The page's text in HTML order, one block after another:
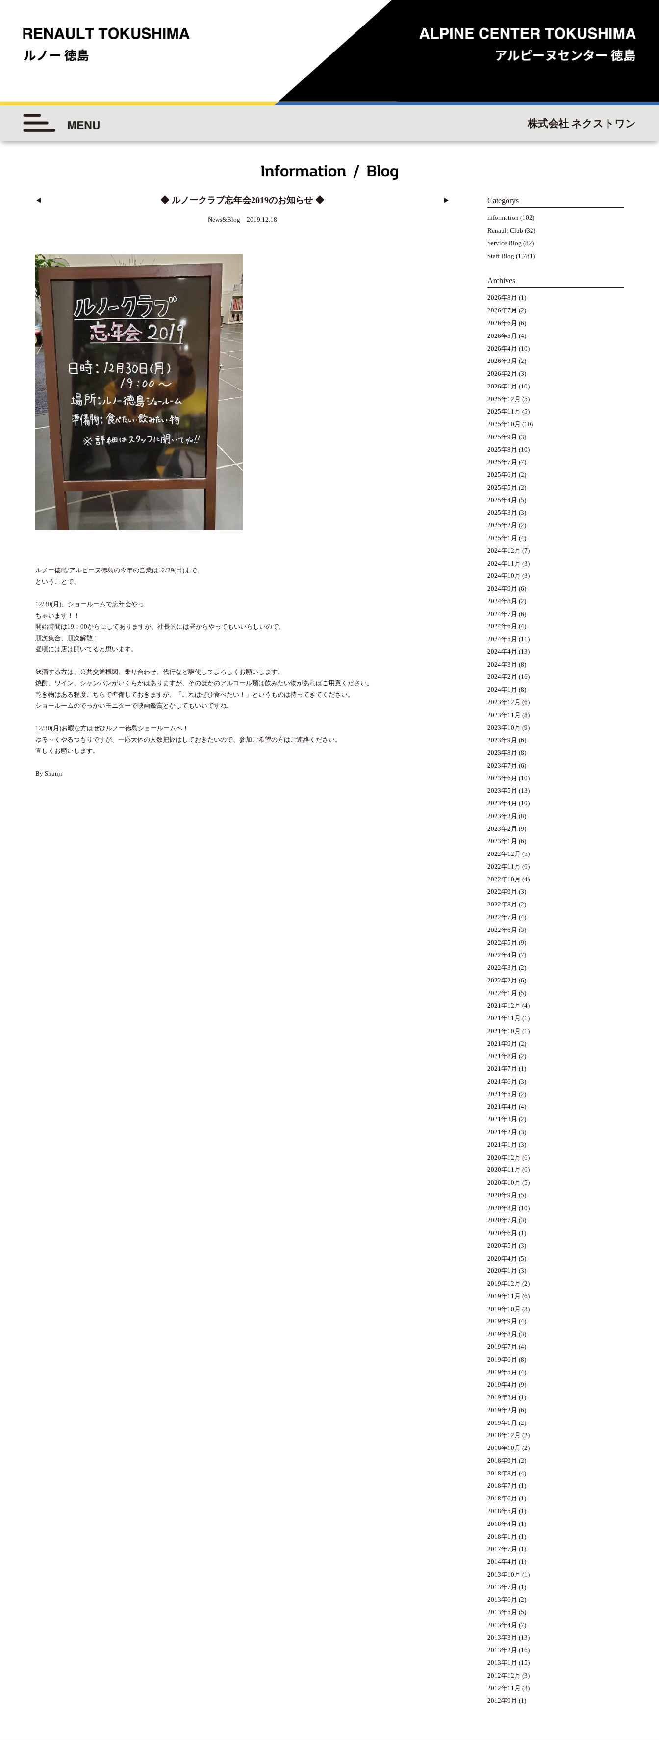
株式会社 ネクストワン
◀︎ ◆ ルノークラブ忘年会2019のお知らせ ◆
News&Blog 2019.12.18
▶︎
ルノー徳島/アルピーヌ徳島の今年の営業は12/29(日)まで。
ということで、
12/30(月)、ショールームで忘年会やっ
ちゃいます！！
開始時間は19：00からにしてありますが、社長的には昼からやってもいいらしいので、
順次集合、順次解散！
昼頃には店は開いてると思います。
飲酒する方は、公共交通機関、乗り合わせ、代行など駆使してよろしくお願いします。
焼酎、ワイン、シャンパンがいくらかはありますが、そのほかのアルコール類は飲みたい物があればご用意ください。
乾き物はある程度こちらで準備しておきますが、「これはぜひ食べたい！」というものは持ってきてください。
ショールームのでっかいモニターで映画鑑賞とかしてもいいですね。
12/30(月)お暇な方はぜひルノー徳島ショールームへ！
ゆる～くやるつもりですが、一応大体の人数把握はしておきたいので、参加ご希望の方はご連絡ください。
宜しくお願いします。
By Shunji
Categorys
information(102)
Renault Club (32)
Service Blog (82)
Staff Blog (1,781)
Archives
2026年8月 (1)
2026年7月 (2)
2026年6月 (6)
2026年5月 (4)
2026年4月 (10)
2026年3月 (2)
2026年2月 (3)
2026年1月 (10)
2025年12月 (5)
2025年11月 (5)
2025年10月 (10)
2025年9月 (3)
2025年8月 (10)
2025年7月 (7)
2025年6月 (2)
2025年5月 (2)
2025年4月 (5)
2025年3月 (3)
2025年2月 (2)
2025年1月 (4)
2024年12月 (7)
2024年11月 (3)
2024年10月 (3)
2024年9月 (6)
2024年8月 (2)
2024年7月 (6)
2024年6月 (4)
2024年5月 (11)
2024年4月 (13)
2024年3月 (8)
2024年2月 (16)
2024年1月 (8)
2023年12月 (6)
2023年11月 (8)
2023年10月 (9)
2023年9月 (6)
2023年8月 (8)
2023年7月 (6)
2023年6月 (10)
2023年5月 (13)
2023年4月 (10)
2023年3月 (8)
2023年2月 (9)
2023年1月 (6)
2022年12月 (5)
2022年11月 (6)
2022年10月 (4)
2022年9月 (3)
2022年8月 (2)
2022年7月 (4)
2022年6月 (3)
2022年5月 (9)
2022年4月 (7)
2022年3月 (2)
2022年2月 (6)
2022年1月 (5)
2021年12月 (4)
2021年11月 (1)
2021年10月 (1)
2021年9月 (2)
2021年8月 (2)
2021年7月 (1)
2021年6月 (3)
2021年5月 (2)
2021年4月 (4)
2021年3月 (2)
2021年2月 (3)
2021年1月 (3)
2020年12月 (6)
2020年11月 (6)
2020年10月 (5)
2020年9月 (5)
2020年8月 (10)
2020年7月 (3)
2020年6月 (1)
2020年5月 (3)
2020年4月 (5)
2020年1月 (3)
2019年12月 (2)
2019年11月 (6)
2019年10月 (3)
2019年9月 (4)
2019年8月 (3)
2019年7月 (4)
2019年6月 (8)
2019年5月 (4)
2019年4月 (9)
2019年3月 (1)
2019年2月 (6)
2019年1月 (2)
2018年12月 (2)
2018年10月 (2)
2018年9月 (2)
2018年8月 (4)
2018年7月 (1)
2018年6月 (1)
2018年5月 (1)
2018年4月 (1)
2018年1月 (1)
2017年7月 (1)
2014年4月 (1)
2013年10月 (1)
2013年7月 (1)
2013年6月 (2)
2013年5月 (5)
2013年4月 (7)
2013年3月 (13)
2013年2月 (16)
2013年1月 (15)
2012年12月 (3)
2012年11月 (3)
2012年9月 (1)